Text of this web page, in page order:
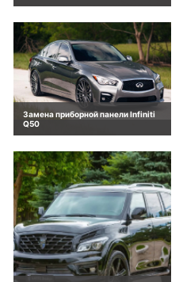
Замена приборной панели Infiniti
Q50